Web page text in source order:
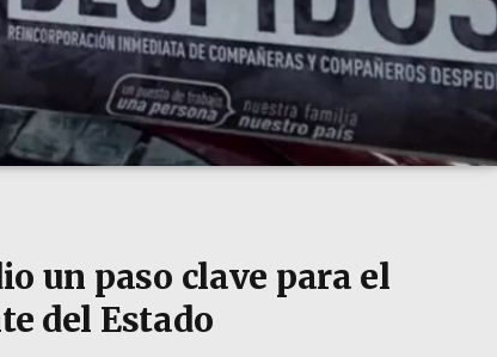
un paso clave para el
del Estado